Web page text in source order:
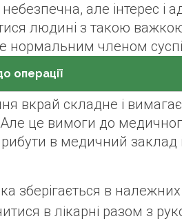
але інтерес і
людині з такою
нормальним членом
операції
вкрай складне і
це вимоги до
в медичний заклад
зберігається в
в лікарні разом з